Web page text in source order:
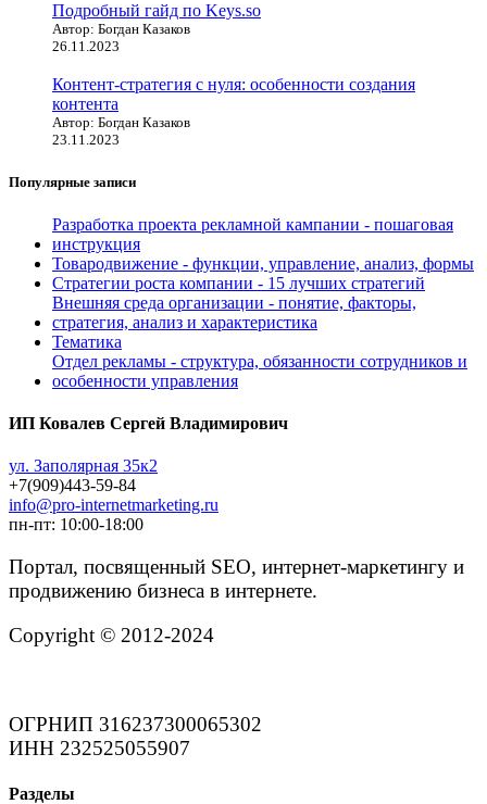
Подробный гайд по Keys.so
Автор: Богдан Казаков
26.11.2023
Контент-стратегия с нуля: особенности создания
контента
Автор: Богдан Казаков
23.11.2023
Популярные записи
Разработка проекта рекламной кампании - пошаговая
инструкция
Товародвижение - функции, управление, анализ, формы
Стратегии роста компании - 15 лучших стратегий
Внешняя среда организации - понятие, факторы,
стратегия, анализ и характеристика
Тематика
Отдел рекламы - структура, обязанности сотрудников и
особенности управления
ИП Ковалев Сергей Владимирович
ул. Заполярная 35к2
+7(909)443-59-84
info@pro-internetmarketing.ru
пн-пт: 10:00-18:00
Портал, посвященный SEO, интернет-маркетингу и
продвижению бизнеса в интернете.
Copyright © 2012-2024
ОГРНИП 316237300065302
ИНН 232525055907
Разделы